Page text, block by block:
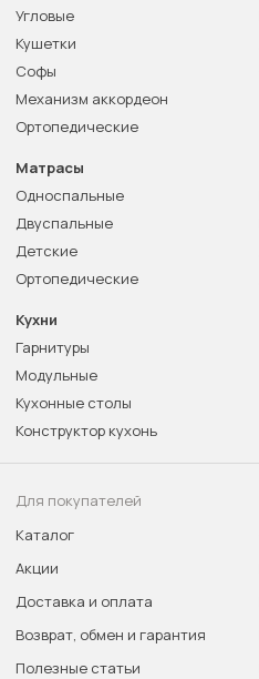
Угловые
Кушетки
Софы
Механизм аккордеон
Ортопедические
Матрасы
Односпальные
Двуспальные
Детские
Ортопедические
Кухни
Гарнитуры
Модульные
Кухонные столы
Конструктор кухонь
Для покупателей
Каталог
Акции
Доставка и оплата
Возврат, обмен и гарантия
Полезные статьи